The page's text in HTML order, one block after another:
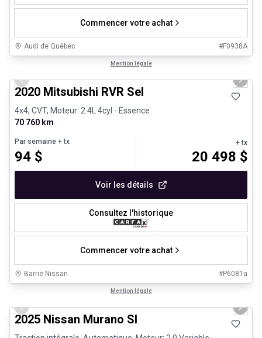
Commencer votre achat
Audi de Québec #F0938A
Mention légale
Véhicules d'occasion certifiés
Previous slide Next
2020 Mitsubishi RVR Sel
4x4, CVT, Moteur: 2.4L 4cyl - Essence
70 760 km
Par semaine + tx
94 $
+ tx
20 498 $
Voir les détails
Consultez l'historique
Commencer votre achat
Barrie Nissan #P6081a
Mention légale
Previous slide Next
2025 Nissan Murano Sl